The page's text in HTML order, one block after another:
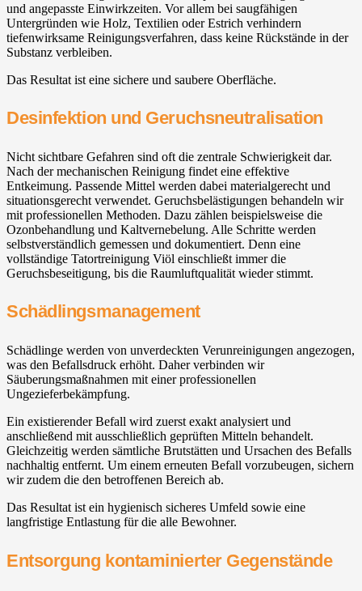
und angepasste Einwirkzeiten. Vor allem bei saugfähigen
Untergründen wie Holz, Textilien oder Estrich verhindern
tiefenwirksame Reinigungsverfahren, dass keine Rückstände in der
Substanz verbleiben.
Das Resultat ist eine sichere und saubere Oberfläche.
Desinfektion und Geruchsneutralisation
Nicht sichtbare Gefahren sind oft die zentrale Schwierigkeit dar.
Nach der mechanischen Reinigung findet eine effektive
Entkeimung. Passende Mittel werden dabei materialgerecht und
situationsgerecht verwendet. Geruchsbelästigungen behandeln wir
mit professionellen Methoden. Dazu zählen beispielsweise die
Ozonbehandlung und Kaltvernebelung. Alle Schritte werden
selbstverständlich gemessen und dokumentiert. Denn eine
vollständige Tatortreinigung Viöl einschließt immer die
Geruchsbeseitigung, bis die Raumluftqualität wieder stimmt.
Schädlingsmanagement
Schädlinge werden von unverdeckten Verunreinigungen angezogen,
was den Befallsdruck erhöht. Daher verbinden wir
Säuberungsmaßnahmen mit einer professionellen
Ungezieferbekämpfung.
Ein existierender Befall wird zuerst exakt analysiert und
anschließend mit ausschließlich geprüften Mitteln behandelt.
Gleichzeitig werden sämtliche Brutstätten und Ursachen des Befalls
nachhaltig entfernt. Um einem erneuten Befall vorzubeugen, sichern
wir zudem die den betroffenen Bereich ab.
Das Resultat ist ein hygienisch sicheres Umfeld sowie eine
langfristige Entlastung für die alle Bewohner.
Entsorgung kontaminierter Gegenstände